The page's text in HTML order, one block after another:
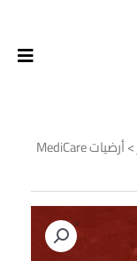
> أرضيات MediCare